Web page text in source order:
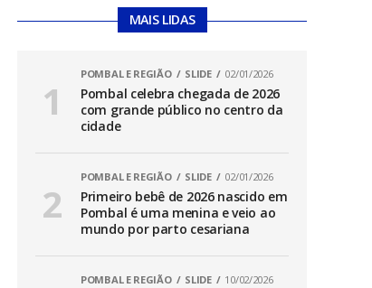
MAIS LIDAS
POMBAL E REGIÃO SLIDE 02/01/2026
Pombal celebra chegada de 2026
com grande público no centro da
cidade
POMBAL E REGIÃO SLIDE 02/01/2026
Primeiro bebê de 2026 nascido em
Pombal é uma menina e veio ao
mundo por parto cesariana
POMBAL E REGIÃO SLIDE 10/02/2026